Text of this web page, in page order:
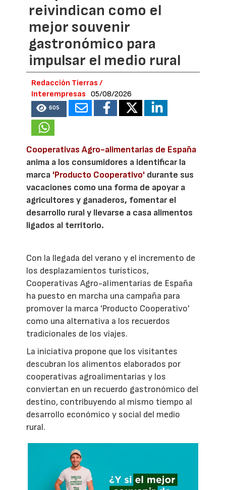
reivindican como el
mejor souvenir
gastronómico para
impulsar el medio rural
Redacción Tierras /
Interempresas
05/08/2026
605
Cooperativas Agro-alimentarias de España
anima a los consumidores a identificar la
marca 'Producto Cooperativo' durante sus
vacaciones como una forma de apoyar a
agricultores y ganaderos, fomentar el
desarrollo rural y llevarse a casa alimentos
ligados al territorio.
Con la llegada del verano y el incremento de
los desplazamientos turísticos,
Cooperativas Agro-alimentarias de España
ha puesto en marcha una campaña para
promover la marca 'Producto Cooperativo'
como una alternativa a los recuerdos
tradicionales de los viajes.
La iniciativa propone que los visitantes
descubran los alimentos elaborados por
cooperativas agroalimentarias y los
conviertan en un recuerdo gastronómico del
destino, contribuyendo al mismo tiempo al
desarrollo económico y social del medio
rural.